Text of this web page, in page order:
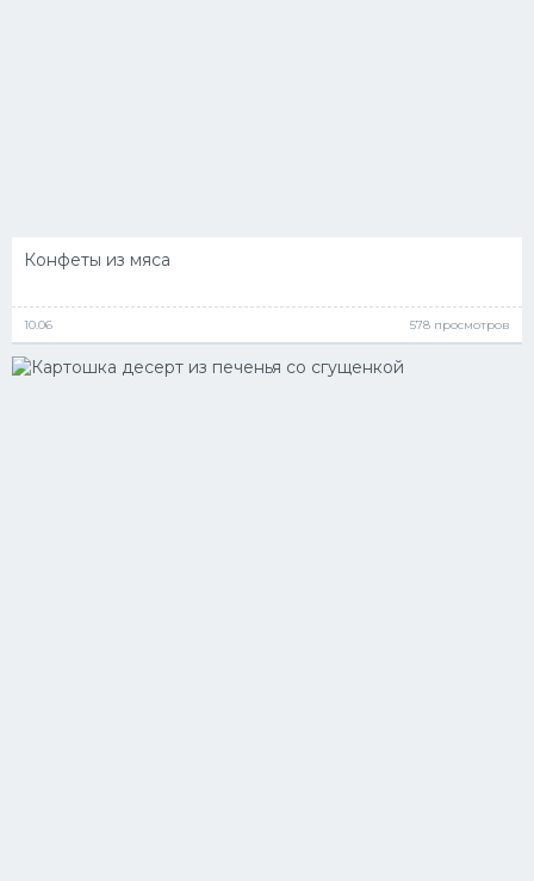
Конфеты из мяса
10.06 578 просмотров